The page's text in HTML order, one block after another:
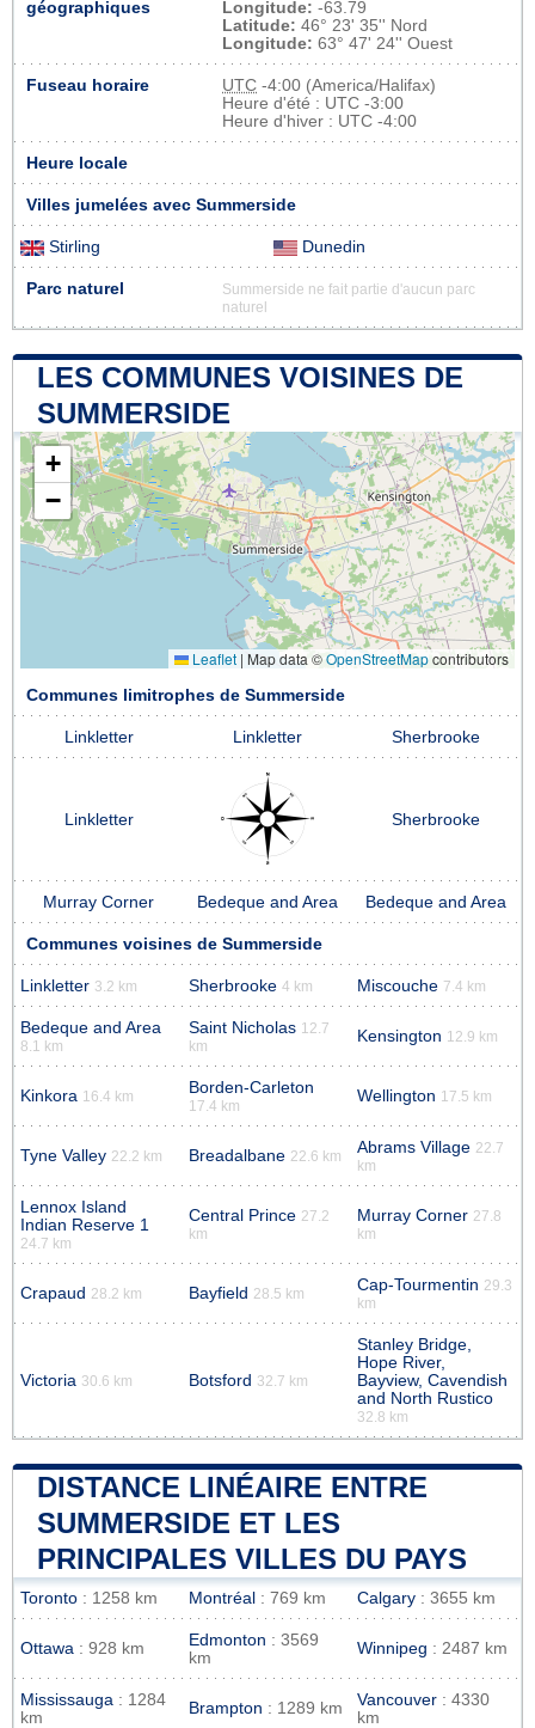
géographiques Longitude: -63.79
Latitude: 46° 23' 35'' Nord
Longitude: 63° 47' 24'' Ouest
Fuseau horaire UTC -4:00 (America/Halifax)
Heure d'été : UTC -3:00
Heure d'hiver : UTC -4:00
Heure locale
Villes jumelées avec Summerside
Stirling Dunedin
Parc naturel
Summerside ne fait partie d'aucun parc
naturel
LES COMMUNES VOISINES DE
SUMMERSIDE
+
−
Leaflet | Map data ©OpenStreetMapcontributors
Communes limitrophes de Summerside
Linkletter Linkletter Sherbrooke
Linkletter Sherbrooke
Murray Corner Bedeque and Area Bedeque and Area
Communes voisines de Summerside
Linkletter 3.2 km Sherbrooke 4 km Miscouche 7.4 km
Bedeque and Area
8.1 km
Saint Nicholas 12.7
km
Kensington 12.9 km
Kinkora 16.4 km Borden-Carleton
17.4 km
Wellington 17.5 km
Tyne Valley 22.2 km Breadalbane 22.6 km Abrams Village 22.7
km
Lennox Island
Indian Reserve 1
24.7 km
Central Prince 27.2
km
Murray Corner 27.8
km
Crapaud 28.2 km Bayfield 28.5 km Cap-Tourmentin 29.3
km
Victoria 30.6 km Botsford 32.7 km
Stanley Bridge,
Hope River,
Bayview, Cavendish
and North Rustico
32.8 km
DISTANCE LINÉAIRE ENTRE
SUMMERSIDE ET LES
PRINCIPALES VILLES DU PAYS
Toronto : 1258 km Montréal : 769 km Calgary : 3655 km
Ottawa : 928 km Edmonton : 3569
km
Winnipeg : 2487 km
Mississauga : 1284
km
Brampton : 1289 km Vancouver : 4330
km